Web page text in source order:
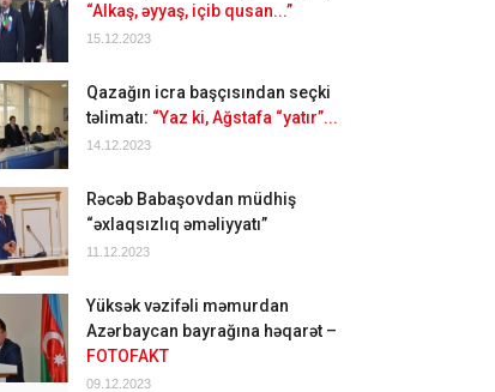
“Alkaş, əyyaş, içib qusan...”
15.12.2023
Qazağın icra başçısından seçki
təlimatı: “Yaz ki, Ağstafa “yatır”...
14.12.2023
Rəcəb Babaşovdan müdhiş
“əxlaqsızlıq əməliyyatı”
11.12.2023
Yüksək vəzifəli məmurdan
Azərbaycan bayrağına həqarət –
FOTOFAKT
09.12.2023